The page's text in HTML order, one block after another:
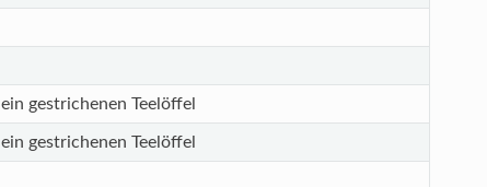
ein gestrichenen Teelöffel
ein gestrichenen Teelöffel